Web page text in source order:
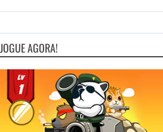
JOGUE AGORA!